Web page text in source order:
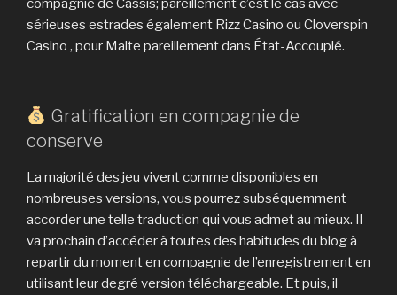
compagnie de Cassis; pareillement c’est le cas avec
sérieuses estrades également Rizz Casino ou Cloverspin
Casino , pour Malte pareillement dans État-Accouplé.
Gratification en compagnie de
conserve
La majorité des jeu vivent comme disponibles en
nombreuses versions, vous pourrez subséquemment
accorder une telle traduction qui vous admet au mieux. Il
va prochain d’accéder à toutes des habitudes du blog à
repartir du moment en compagnie de l’enregistrement en
utilisant leur degré version téléchargeable. Et puis, il